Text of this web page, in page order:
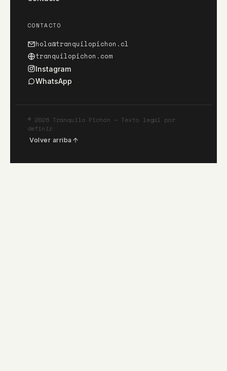
CONTACTO
hola@tranquilopichon.cl
tranquilopichon.com
Instagram
WhatsApp
© 2026Tranquilo Pichón — Texto legal por
definir
Volver arriba